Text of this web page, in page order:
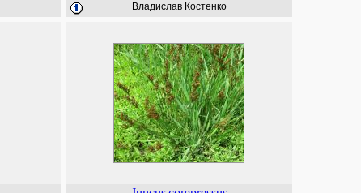
Владислав Костенко